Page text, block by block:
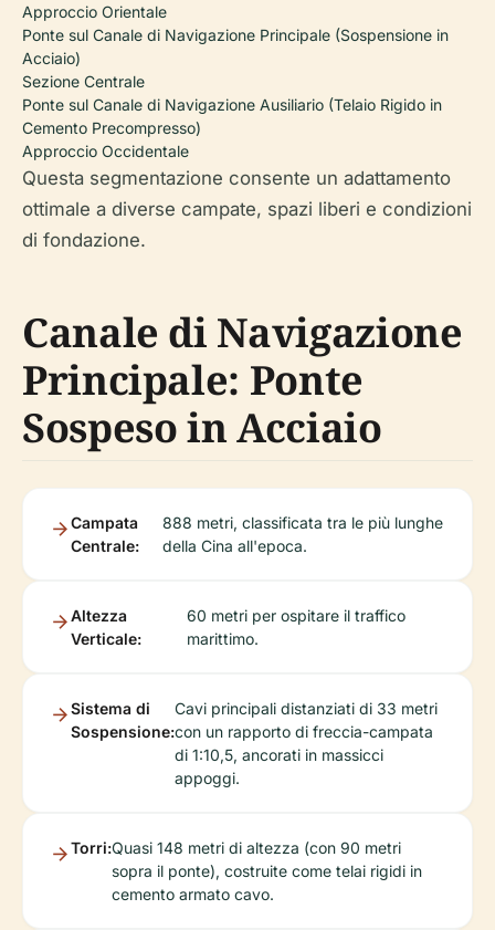
Approccio Orientale
Ponte sul Canale di Navigazione Principale (Sospensione in
Acciaio)
Sezione Centrale
Ponte sul Canale di Navigazione Ausiliario (Telaio Rigido in
Cemento Precompresso)
Approccio Occidentale
Questa segmentazione consente un adattamento
ottimale a diverse campate, spazi liberi e condizioni
di fondazione.
Canale di Navigazione
Principale: Ponte
Sospeso in Acciaio
Campata
Centrale:
888 metri, classificata tra le più lunghe
della Cina all'epoca.
Altezza
Verticale:
60 metri per ospitare il traffico
marittimo.
Sistema di
Sospensione:
Cavi principali distanziati di 33 metri
con un rapporto di freccia-campata
di 1:10,5, ancorati in massicci
appoggi.
Torri:Quasi 148 metri di altezza (con 90 metri
sopra il ponte), costruite come telai rigidi in
cemento armato cavo.